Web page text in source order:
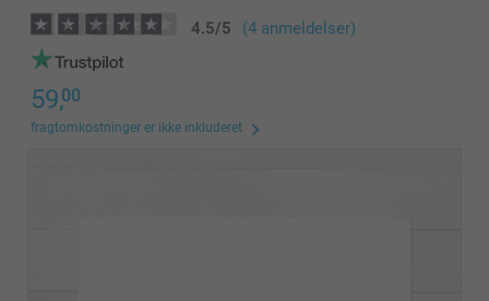
4.5/5 (4 anmeldelser)
59,00
fragtomkostninger er ikke inkluderet